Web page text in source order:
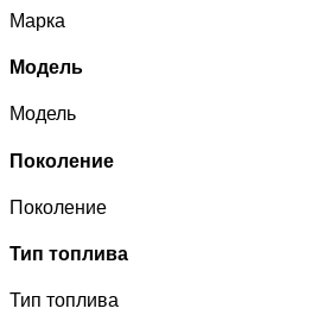
Марка
Модель
Модель
Поколение
Поколение
Тип топлива
Тип топлива